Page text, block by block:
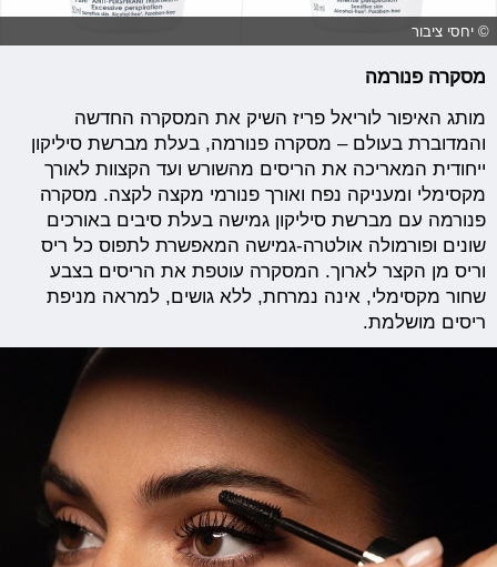
© יחסי ציבור
מסקרה פנורמה
מותג האיפור לוריאל פריז השיק את המסקרה החדשה
והמדוברת בעולם – מסקרה פנורמה, בעלת מברשת סיליקון
ייחודית המאריכה את הריסים מהשורש ועד הקצוות לאורך
מקסימלי ומעניקה נפח ואורך פנורמי מקצה לקצה. מסקרה
פנורמה עם מברשת סיליקון גמישה בעלת סיבים באורכים
שונים ופורמולה אולטרה-גמישה המאפשרת לתפוס כל ריס
וריס מן הקצר לארוך. המסקרה עוטפת את הריסים בצבע
שחור מקסימלי, אינה נמרחת, ללא גושים, למראה מניפת
ריסים מושלמת.